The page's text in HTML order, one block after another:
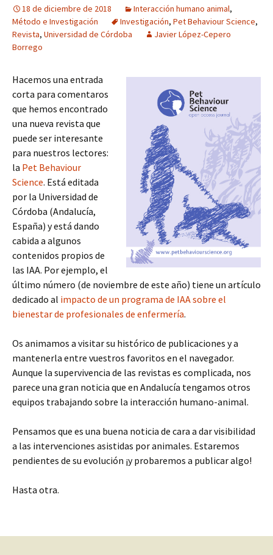
18 de diciembre de 2018 Interacción humano animal,
Método e Investigación
Investigación, Pet Behaviour Science,
Revista, Universidad de Córdoba
Javier López-Cepero
Borrego
Hacemos una entrada
corta para comentaros
que hemos encontrado
una nueva revista que
puede ser interesante
para nuestros lectores:
la Pet Behaviour
Science. Está editada
por la Universidad de
Córdoba (Andalucía,
España) y está dando
cabida a algunos
contenidos propios de
las IAA. Por ejemplo, el
último número (de noviembre de este año) tiene un artículo
dedicado al impacto de un programa de IAA sobre el
bienestar de profesionales de enfermería.
Os animamos a visitar su histórico de publicaciones y a
mantenerla entre vuestros favoritos en el navegador.
Aunque la supervivencia de las revistas es complicada, nos
parece una gran noticia que en Andalucía tengamos otros
equipos trabajando sobre la interacción humano-animal.
Pensamos que es una buena noticia de cara a dar visibilidad
a las intervenciones asistidas por animales. Estaremos
pendientes de su evolución ¡y probaremos a publicar algo!
Hasta otra.